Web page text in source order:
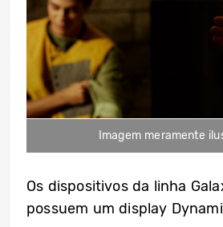
Imagem meramente
Os dispositivos da linha
possuem um display